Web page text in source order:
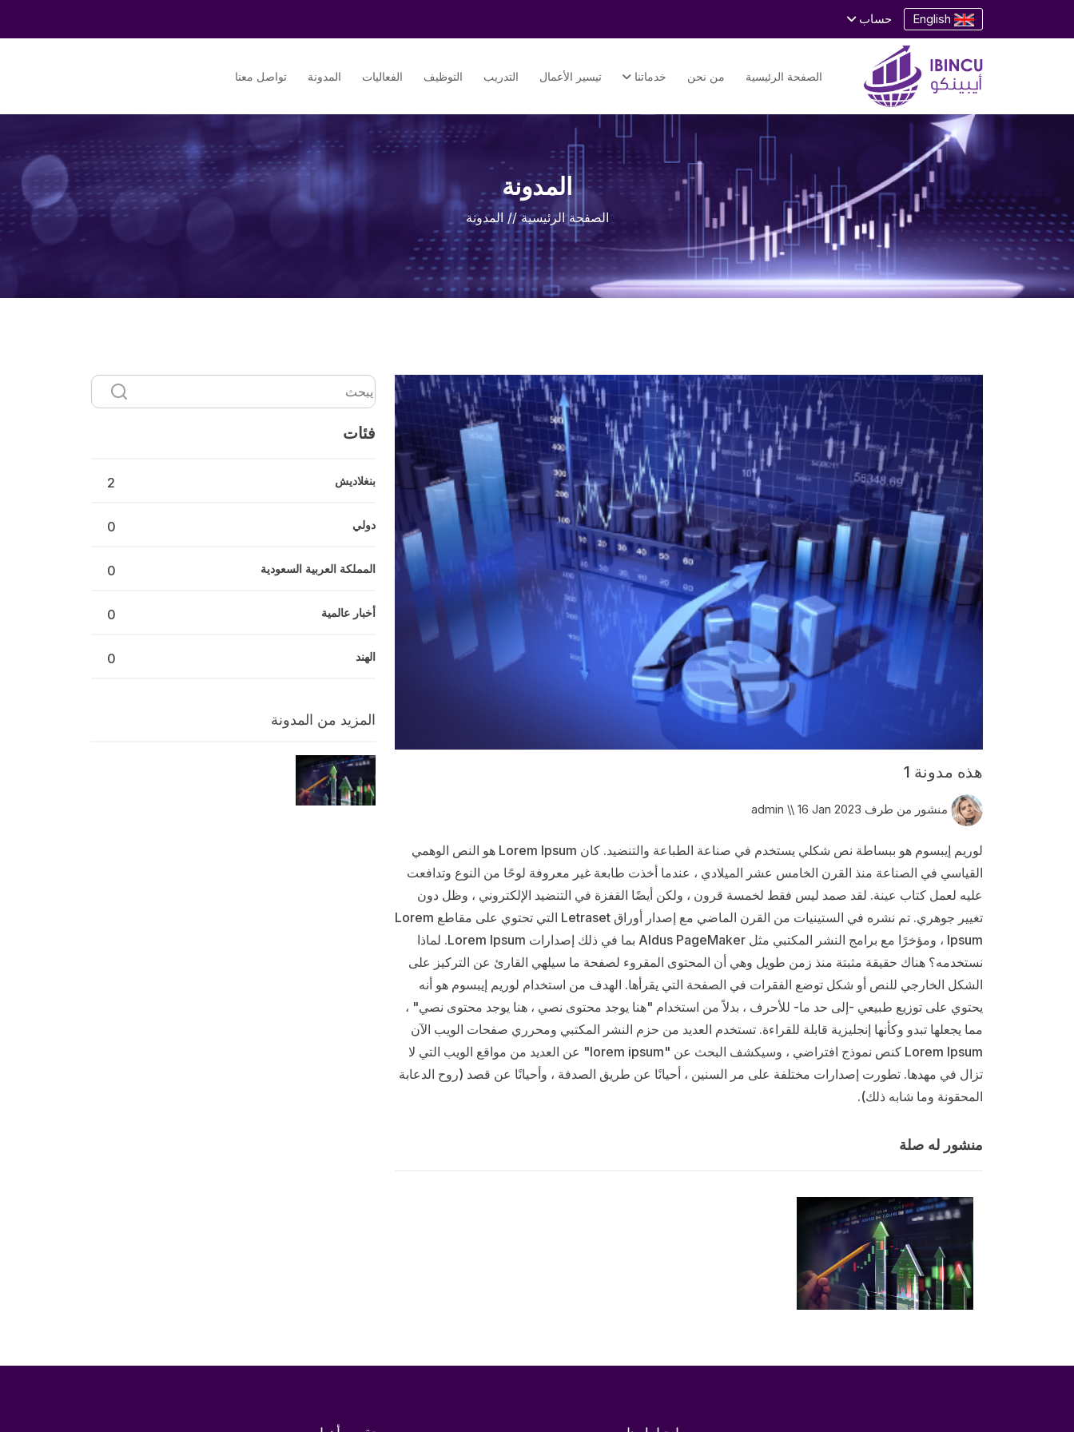
حساب
الصفحة الرئيسية من نحن خدماتنا تيسير الأعمال التدريب التوظيف الفعاليات المدونة تواصل معنا
المدونة
الصفحة الرئيسية// المدونة
هذه مدونة 1
منشور من طرف admin \\ 16 Jan 2023
لوريم إيبسوم هو ببساطة نص شكلي يستخدم في صناعة الطباعة والتنضيد. كان Lorem Ipsum هو النص الوهمي
القياسي في الصناعة منذ القرن الخامس عشر الميلادي ، عندما أخذت طابعة غير معروفة لوحًا من النوع وتدافعت
عليه لعمل كتاب عينة. لقد صمد ليس فقط لخمسة قرون ، ولكن أيضًا القفزة في التنضيد الإلكتروني ، وظل دون
تغيير جوهري. تم نشره في الستينيات من القرن الماضي مع إصدار أوراق Letraset التي تحتوي على مقاطع Lorem
Ipsum ، ومؤخرًا مع برامج النشر المكتبي مثل Aldus PageMaker بما في ذلك إصدارات Lorem Ipsum. لماذا
نستخدمه؟ هناك حقيقة مثبتة منذ زمن طويل وهي أن المحتوى المقروء لصفحة ما سيلهي القارئ عن التركيز على
الشكل الخارجي للنص أو شكل توضع الفقرات في الصفحة التي يقرأها. الهدف من استخدام لوريم إيبسوم هو أنه
يحتوي على توزيع طبيعي -إلى حد ما- للأحرف ، بدلاً من استخدام "هنا يوجد محتوى نصي ، هنا يوجد محتوى نصي" ،
مما يجعلها تبدو وكأنها إنجليزية قابلة للقراءة. تستخدم العديد من حزم النشر المكتبي ومحرري صفحات الويب الآن
Lorem Ipsum كنص نموذج افتراضي ، وسيكشف البحث عن "lorem ipsum" عن العديد من مواقع الويب التي لا
تزال في مهدها. تطورت إصدارات مختلفة على مر السنين ، أحيانًا عن طريق الصدفة ، وأحيانًا عن قصد (روح الدعابة
المحقونة وما شابه ذلك).
منشور له صلة
فئات
بنغلاديش 2
دولي 0
المملكة العربية السعودية 0
أخبار عالمية 0
الهند 0
المزيد من المدونة